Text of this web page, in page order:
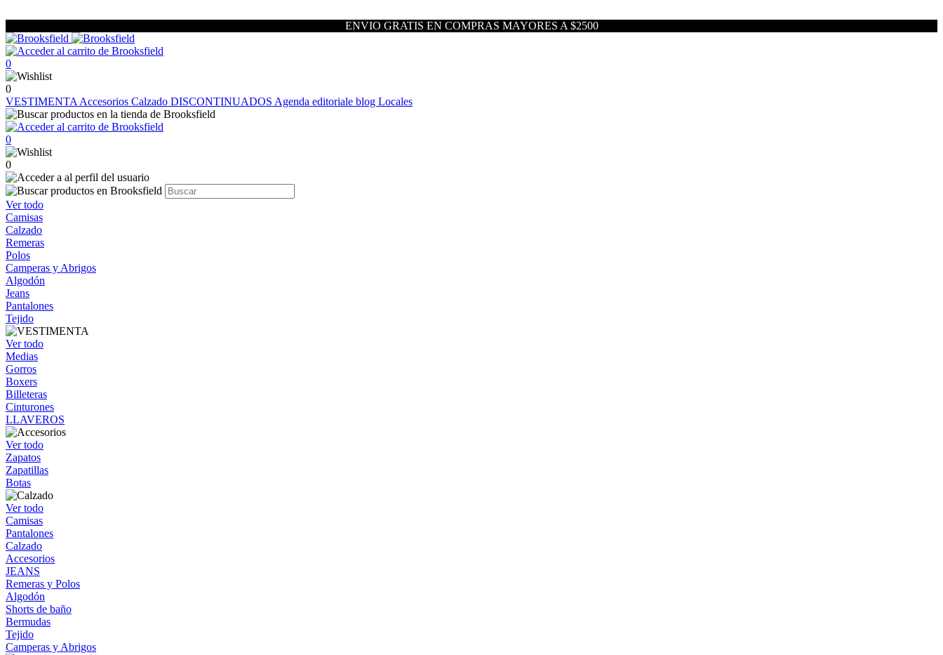
ENVIO GRATIS EN COMPRAS MAYORES A $2500
0
0
VESTIMENTA Accesorios Calzado DISCONTINUADOS Agenda editoriale blog Locales
0
0
Ver todo
Camisas
Calzado
Remeras
Polos
Camperas y Abrigos
Algodón
Jeans
Pantalones
Tejido
Ver todo
Medias
Gorros
Boxers
Billeteras
Cinturones
LLAVEROS
Ver todo
Zapatos
Zapatillas
Botas
Ver todo
Camisas
Pantalones
Calzado
Accesorios
JEANS
Remeras y Polos
Algodón
Shorts de baño
Bermudas
Tejido
Camperas y Abrigos